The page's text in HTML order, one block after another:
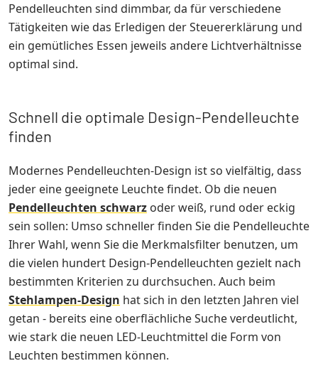
Pendelleuchten sind dimmbar, da für verschiedene
Tätigkeiten wie das Erledigen der Steuererklärung und
ein gemütliches Essen jeweils andere Lichtverhältnisse
optimal sind.
Schnell die optimale Design-Pendelleuchte
finden
Modernes Pendelleuchten-Design ist so vielfältig, dass
jeder eine geeignete Leuchte findet. Ob die neuen
Pendelleuchten schwarz oder weiß, rund oder eckig
sein sollen: Umso schneller finden Sie die Pendelleuchte
Ihrer Wahl, wenn Sie die Merkmalsfilter benutzen, um
die vielen hundert Design-Pendelleuchten gezielt nach
bestimmten Kriterien zu durchsuchen. Auch beim
Stehlampen-Design hat sich in den letzten Jahren viel
getan - bereits eine oberflächliche Suche verdeutlicht,
wie stark die neuen LED-Leuchtmittel die Form von
Leuchten bestimmen können.